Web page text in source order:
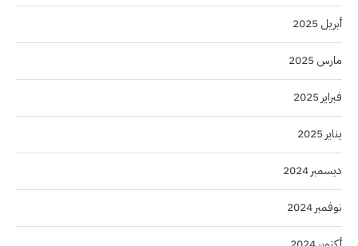
أبريل 2025
مارس 2025
فبراير 2025
يناير 2025
ديسمبر 2024
نوفمبر 2024